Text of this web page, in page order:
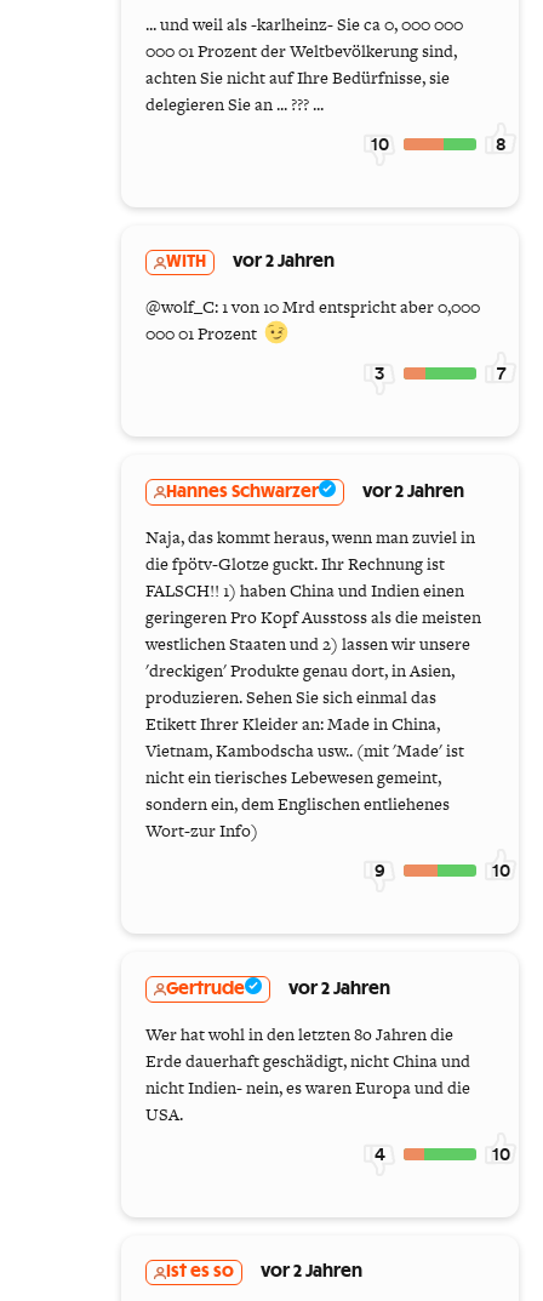
... und weil als -karlheinz- Sie ca 0, 000 000
000 01 Prozent der Weltbevölkerung sind,
achten Sie nicht auf Ihre Bedürfnisse, sie
delegieren Sie an ... ??? ...
10 8
WITH vor 2 Jahren
@wolf_C: 1 von 10 Mrd entspricht aber 0,000
000 01 Prozent
3 7
Hannes Schwarzer vor 2 Jahren
Naja, das kommt heraus, wenn man zuviel in
die fpötv-Glotze guckt. Ihr Rechnung ist
FALSCH!! 1) haben China und Indien einen
geringeren Pro Kopf Ausstoss als die meisten
westlichen Staaten und 2) lassen wir unsere
'dreckigen' Produkte genau dort, in Asien,
produzieren. Sehen Sie sich einmal das
Etikett Ihrer Kleider an: Made in China,
Vietnam, Kambodscha usw.. (mit 'Made' ist
nicht ein tierisches Lebewesen gemeint,
sondern ein, dem Englischen entliehenes
Wort-zur Info)
9 10
Gertrude vor 2 Jahren
Wer hat wohl in den letzten 8o Jahren die
Erde dauerhaft geschädigt, nicht China und
nicht Indien- nein, es waren Europa und die
USA.
4 10
Ist es so vor 2 Jahren